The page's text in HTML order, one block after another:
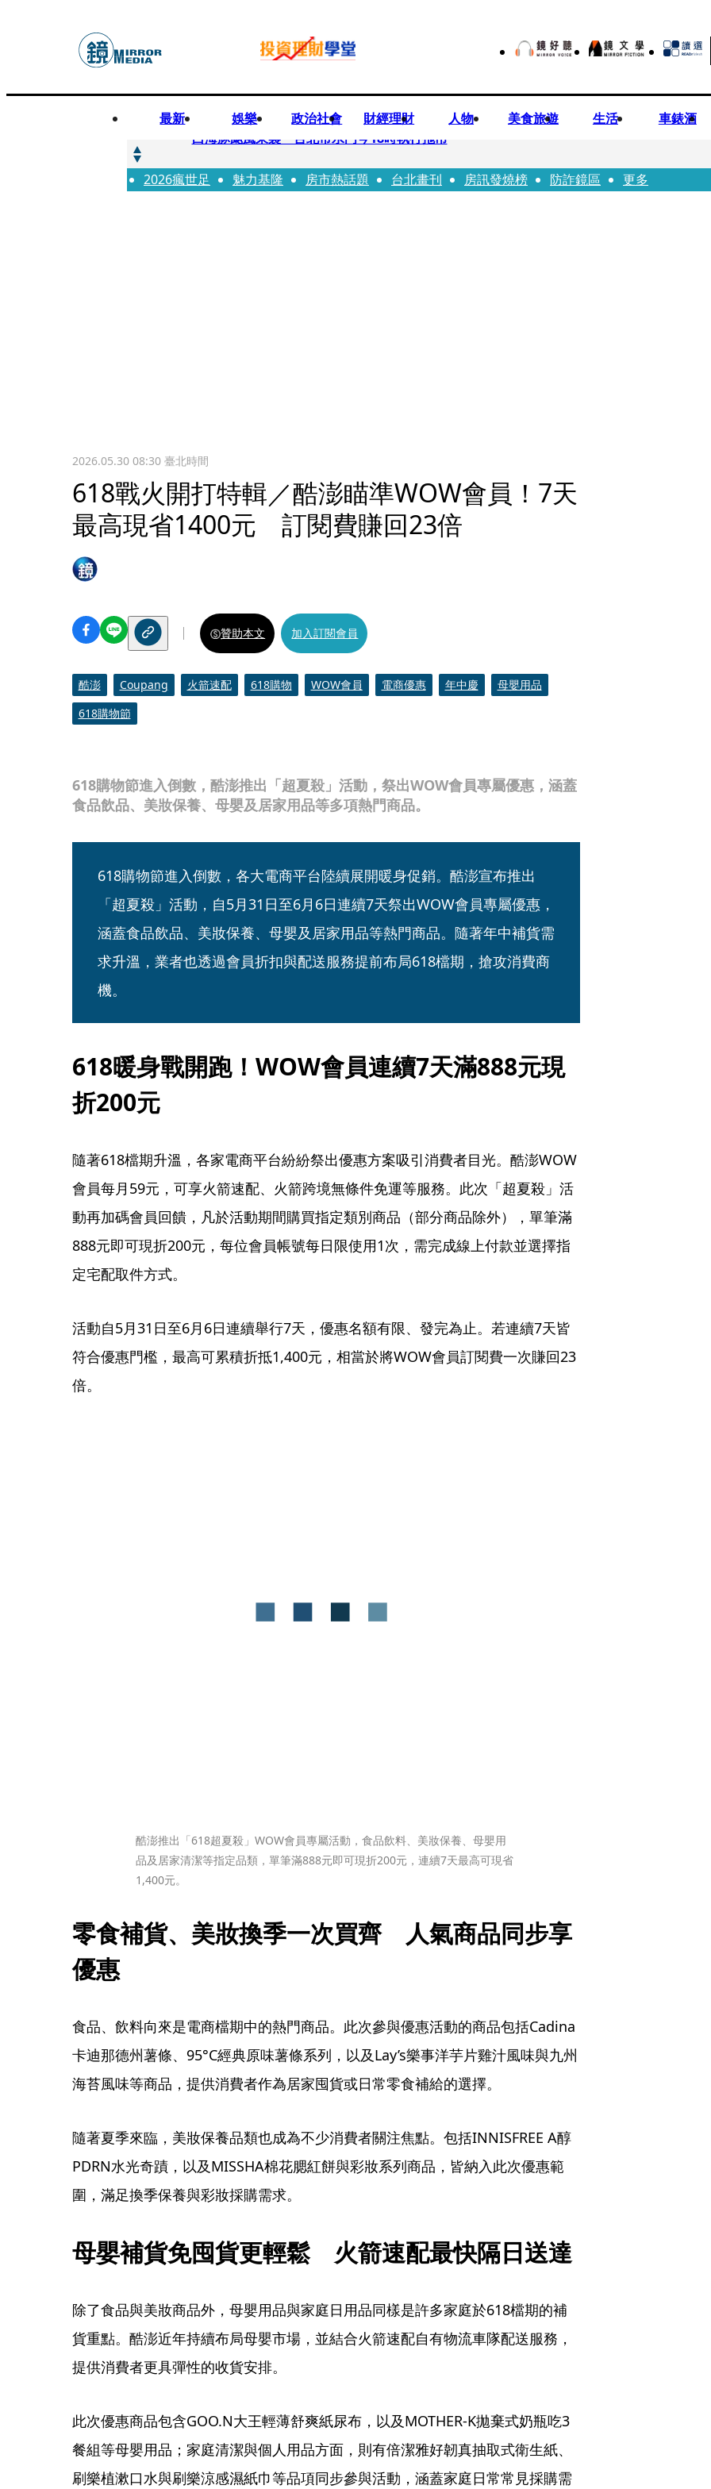
最新 娛樂 政治社會 財經理財 人物 美食旅遊 生活 車錶酒
快訊
白海豚颱風來襲 台北市水門今18時執行拖吊
快訊
AKIRA台北唱到一半突收兒子告白「爸爸I LOVE YOU」 驚喜林志玲同步曝光父親節「披
2026瘋世足 魅力基隆 房市熱話題 台北畫刊 房訊發燒榜 防詐鏡區 更多
2026.05.30 08:30臺北時間
618戰火開打特輯／酷澎瞄準WOW會員！7天
最高現省1400元 訂閱費賺回23倍
618購物節進入倒數，酷澎推出「超夏殺」活動，祭出WOW會員專屬優惠，涵蓋
食品飲品、美妝保養、母嬰及居家用品等多項熱門商品。
贊助本文 加入訂閱會員
酷澎 Coupang 火箭速配 618購物 WOW會員 電商優惠 年中慶
母嬰用品
618購物節
618購物節進入倒數，各大電商平台陸續展開暖身促銷。酷澎宣布推出
「超夏殺」活動，自5月31日至6月6日連續7天祭出WOW會員專屬優惠，
涵蓋食品飲品、美妝保養、母嬰及居家用品等熱門商品。隨著年中補貨需
求升溫，業者也透過會員折扣與配送服務提前布局618檔期，搶攻消費商
機。
618暖身戰開跑！WOW會員連續7天滿888元現
折200元
隨著618檔期升溫，各家電商平台紛紛祭出優惠方案吸引消費者目光。酷澎WOW
會員每月59元，可享火箭速配、火箭跨境無條件免運等服務。此次「超夏殺」活
動再加碼會員回饋，凡於活動期間購買指定類別商品（部分商品除外），單筆滿
888元即可現折200元，每位會員帳號每日限使用1次，需完成線上付款並選擇指
定宅配取件方式。
活動自5月31日至6月6日連續舉行7天，優惠名額有限、發完為止。若連續7天皆
符合優惠門檻，最高可累積折抵1,400元，相當於將WOW會員訂閱費一次賺回23
倍。
酷澎推出「618超夏殺」WOW會員專屬活動，食品飲料、美妝保養、母嬰用
品及居家清潔等指定品類，單筆滿888元即可現折200元，連續7天最高可現省
1,400元。
零食補貨、美妝換季一次買齊　人氣商品同步享
優惠
食品、飲料向來是電商檔期中的熱門商品。此次參與優惠活動的商品包括Cadina
卡迪那德州薯條、95°C經典原味薯條系列，以及Lay’s樂事洋芋片雞汁風味與九州
海苔風味等商品，提供消費者作為居家囤貨或日常零食補給的選擇。
隨著夏季來臨，美妝保養品類也成為不少消費者關注焦點。包括INNISFREE A醇
PDRN水光奇蹟，以及MISSHA棉花腮紅餅與彩妝系列商品，皆納入此次優惠範
圍，滿足換季保養與彩妝採購需求。
母嬰補貨免囤貨更輕鬆　火箭速配最快隔日送達
除了食品與美妝商品外，母嬰用品與家庭日用品同樣是許多家庭於618檔期的補
貨重點。酷澎近年持續布局母嬰市場，並結合火箭速配自有物流車隊配送服務，
提供消費者更具彈性的收貨安排。
此次優惠商品包含GOO.N大王輕薄舒爽紙尿布，以及MOTHER-K拋棄式奶瓶吃3
餐組等母嬰用品；家庭清潔與個人用品方面，則有倍潔雅好韌真抽取式衛生紙、
刷樂植漱口水與刷樂涼感濕紙巾等品項同步參與活動，涵蓋家庭日常常見採購需